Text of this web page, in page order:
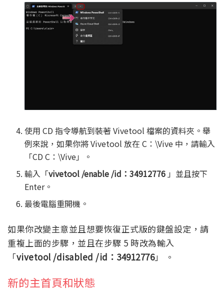
使用 CD 指令導航到裝著 Vivetool 檔案的資料夾。舉
例來說，如果你將 Vivetool 放在 C：\Vive 中，請輸入
「CD C：\Vive」。
輸入「vivetool /enable /id：34912776 」並且按下
Enter。
最後電腦重開機。
如果你改變主意並且想要恢復正式版的鍵盤設定，請
重複上面的步驟，並且在步驟 5 時改為輸入
「vivetool /disabled /id：34912776」 。
新的主首頁和狀態